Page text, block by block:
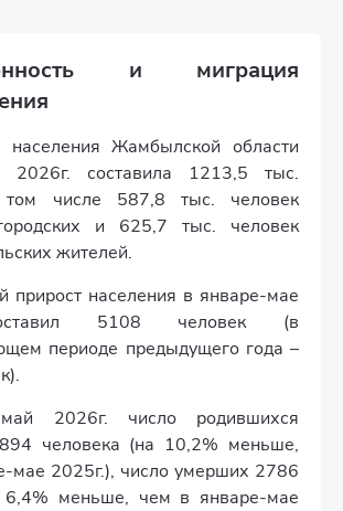
и миграция
населения Жамбылской области
составила 1213,5 тыс.
числе 587,8 тыс. человек
и 625,7 тыс. человек
жителей.
прирост населения в январе-мае
5108 человек (в
периоде предыдущего года –
2026г. число родившихся
человека (на 10,2% меньше,
мае 2025г.), число умерших 2786
6,4% меньше, чем в январе-мае